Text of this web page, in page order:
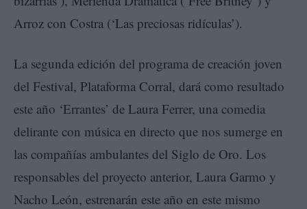
Arroz con Costra (‘Las preciosas ridículas’).
La segunda edición del programa de creación joven
del Festival, Plataforma Corral, dará como resultado
este año ‘Errantes’ de Laura Ferrer, una comedia
delirante con música en directo que nos sumerge en
las compañías ambulantes del Siglo de Oro. Los
responsables del proyecto anterior, Laura Garmo y
Nacho León, estrenarán este año en este mismo